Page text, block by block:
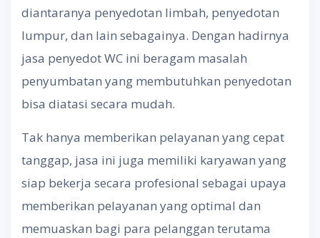
diantaranya penyedotan limbah, penyedotan
lumpur, dan lain sebagainya. Dengan hadirnya
jasa penyedot WC ini beragam masalah
penyumbatan yang membutuhkan penyedotan
bisa diatasi secara mudah.
Tak hanya memberikan pelayanan yang cepat
tanggap, jasa ini juga memiliki karyawan yang
siap bekerja secara profesional sebagai upaya
memberikan pelayanan yang optimal dan
memuaskan bagi para pelanggan terutama